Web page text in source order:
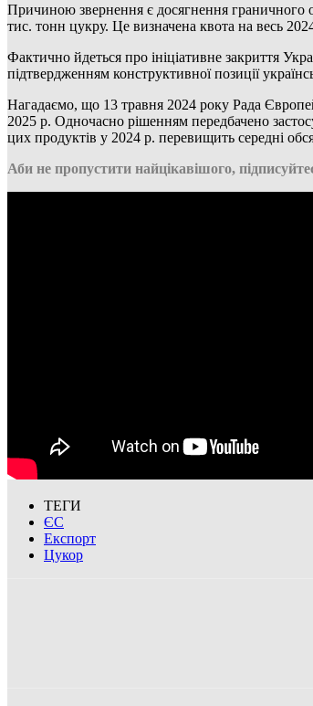
Причиною звернення є досягнення граничного
тис. тонн цукру. Це визначена квота на весь
Фактично йдеться про ініціативне закриття
підтвердженням конструктивної позиції
Нагадаємо, що 13 травня 2024 року Рада
2025 р. Одночасно рішенням передбачено
цих продуктів у 2024 р. перевищить середні
Аби не пропустити найцікавішого,
ТЕГИ
ЄС
Експорт
Цукор